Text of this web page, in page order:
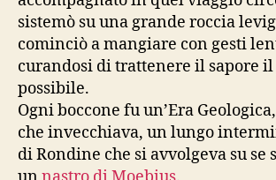
sistemò su una grande roccia
cominciò a mangiare con gesti
curandosi di trattenere il sapore
possibile.
Ogni boccone fu un’Era
che invecchiava, un lungo
di Rondine che si avvolgeva su se